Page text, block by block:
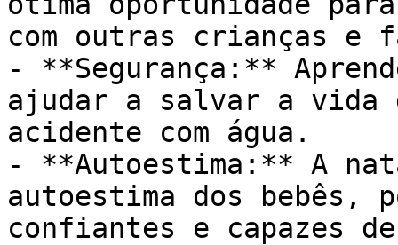
com outras crianças e
- **Segurança:**
ajudar a salvar a vida
acidente com água.
- **Autoestima:** A
autoestima dos bebês,
confiantes e capazes